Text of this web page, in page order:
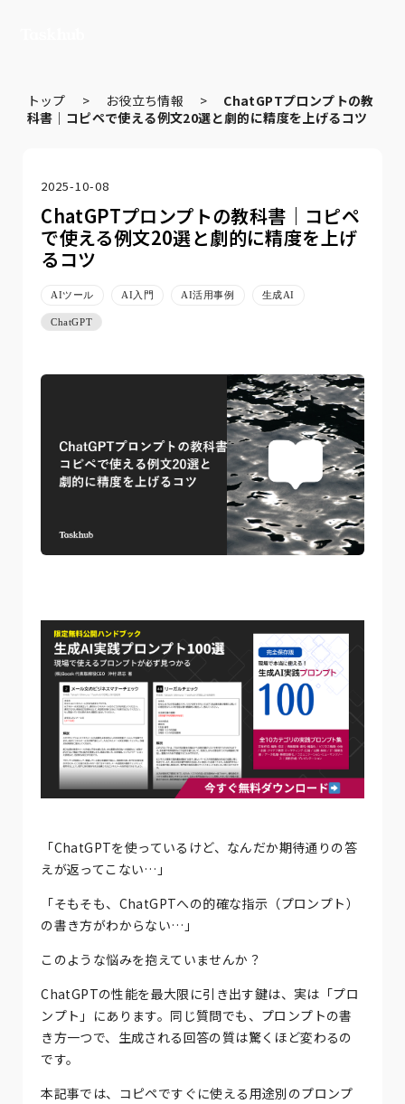
トップ > お役立ち情報 > ChatGPTプロンプトの教
科書｜コピペで使える例文20選と劇的に精度を上げるコツ
2025-10-08
ChatGPTプロンプトの教科書｜コピペ
で使える例文20選と劇的に精度を上げ
るコツ
AIツール AI入門 AI活用事例 生成AI
ChatGPT
「ChatGPTを使っているけど、なんだか期待通りの答
えが返ってこない…」
「そもそも、ChatGPTへの的確な指示（プロンプト）
の書き方がわからない…」
このような悩みを抱えていませんか？
ChatGPTの性能を最大限に引き出す鍵は、実は「プロ
ンプト」にあります。同じ質問でも、プロンプトの書
き方一つで、生成される回答の質は驚くほど変わるの
です。
本記事では、コピペですぐに使える用途別のプロンプ